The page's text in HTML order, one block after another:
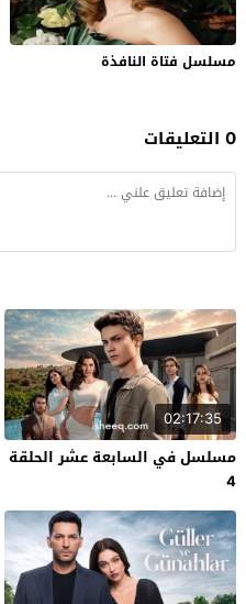
مسلسل فتاة النافذة
0 التعليقات
02:17:35
مسلسل في السابعة عشر الحلقة
4